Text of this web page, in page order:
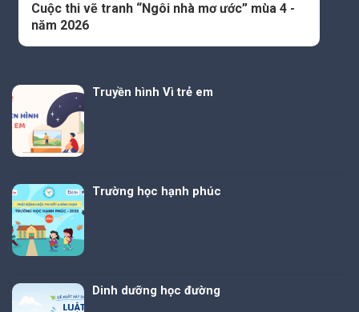
Cuộc thi vẽ tranh “Ngôi nhà mơ ước” mùa 4 -
năm 2026
Truyền hình Vì trẻ em
Trường học hạnh phúc
Dinh dưỡng học đường